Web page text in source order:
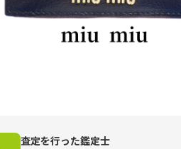
査定を行った鑑定士